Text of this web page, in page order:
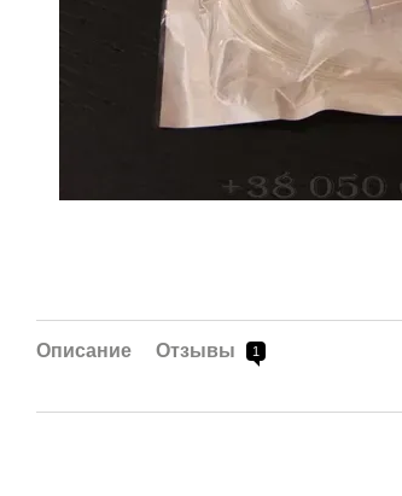
Описание Отзывы 1